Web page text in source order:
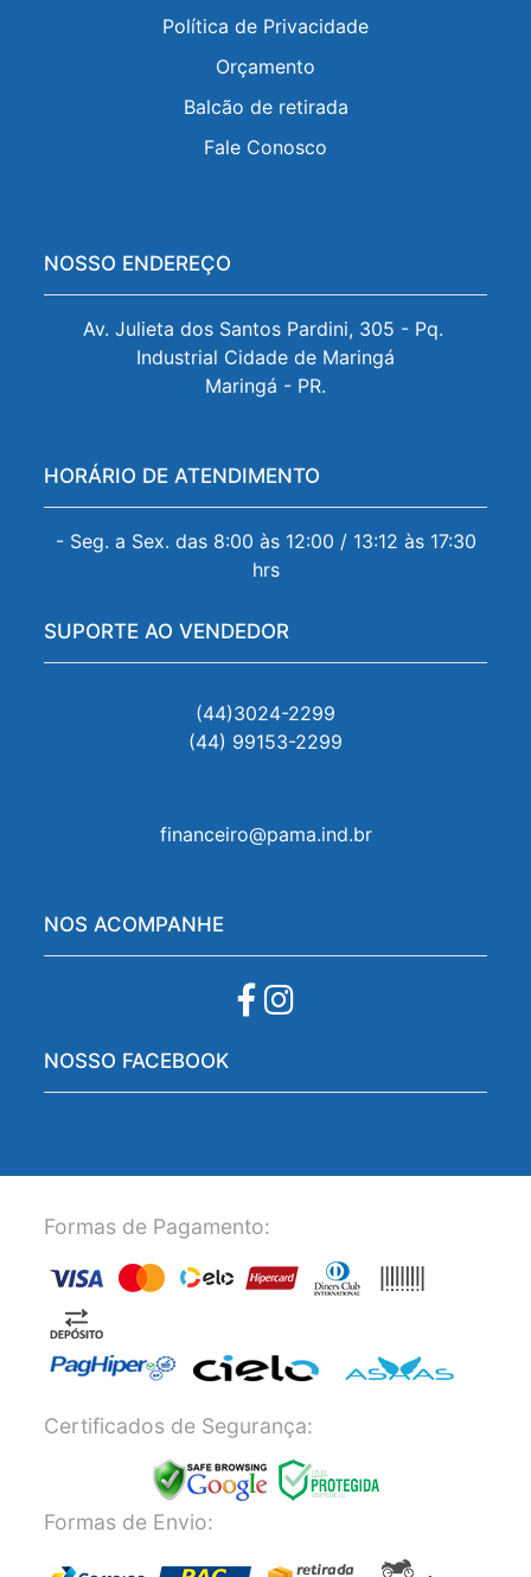
Política de Privacidade
Orçamento
Balcão de retirada
Fale Conosco
NOSSO ENDEREÇO
Av. Julieta dos Santos Pardini, 305 - Pq.
Industrial Cidade de Maringá
Maringá - PR.
HORÁRIO DE ATENDIMENTO
- Seg. a Sex. das 8:00 às 12:00 / 13:12 às 17:30
hrs
SUPORTE AO VENDEDOR
(44)3024-2299
(44) 99153-2299
financeiro@pama.ind.br
NOS ACOMPANHE
NOSSO FACEBOOK
Formas de Pagamento:
Certificados de Segurança:
Formas de Envio: